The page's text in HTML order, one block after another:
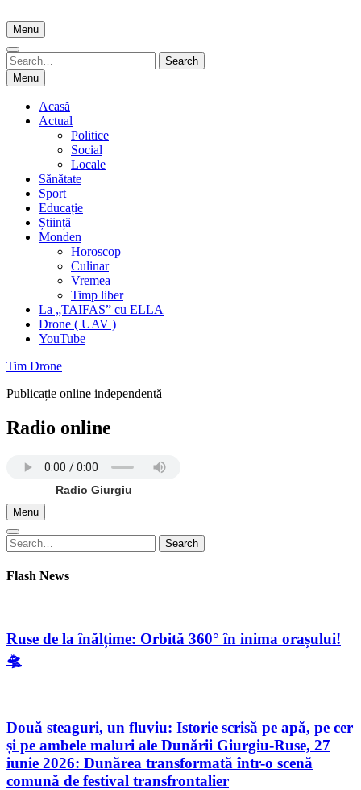
to
content
Menu
Search
for:
Search
Menu
Acasă
Actual
Politice
Social
Locale
Sănătate
Sport
Educație
Știință
Monden
Horoscop
Culinar
Vremea
Timp liber
La „TAIFAS” cu ELLA
Drone ( UAV )
YouTube
Tim Drone
Publicație online independentă
Radio online
Radio Giurgiu
Menu
Search
for:
Search
Flash News
Ruse de la înălțime: Orbită 360° în inima orașului!
🛸
Două steaguri, un fluviu: Istorie scrisă pe apă, pe cer
și pe ambele maluri ale Dunării Giurgiu-Ruse, 27
iunie 2026: Dunărea transformată într-o scenă
comună de festival transfrontalier